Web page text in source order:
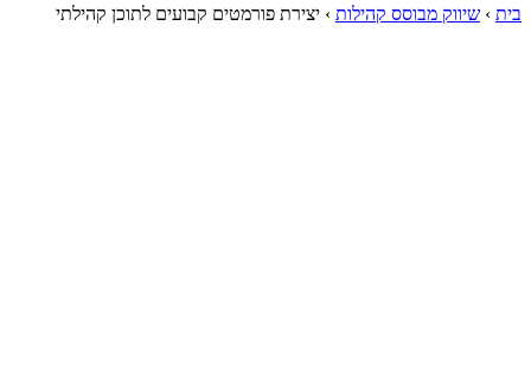
בית › שיווק מבוסס קהילות › יצירת פורמטים קבועים לתוכן קהילתי